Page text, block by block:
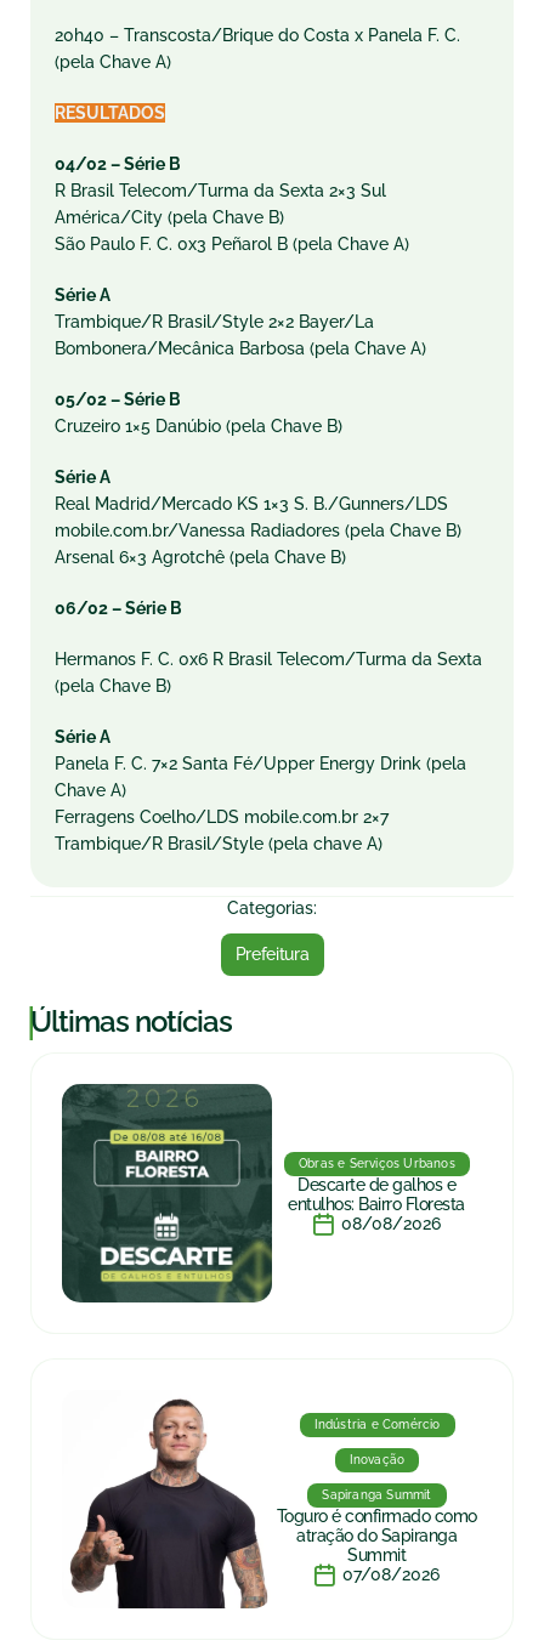
20h40 – Transcosta/Brique do Costa x Panela F. C.
(pela Chave A)
RESULTADOS
04/02 –Série B
R Brasil Telecom/Turma da Sexta 2×3 Sul
América/City (pela Chave B)
São Paulo F. C. 0x3 Peñarol B (pela Chave A)
Série A
Trambique/R Brasil/Style 2×2 Bayer/La
Bombonera/Mecânica Barbosa (pela Chave A)
05/02 –Série B
Cruzeiro 1×5 Danúbio (pela Chave B)
Série A
Real Madrid/Mercado KS 1×3 S. B./Gunners/LDS
mobile.com.br/Vanessa Radiadores (pela Chave B)
Arsenal 6×3 Agrotchê (pela Chave B)
06/02 –Série B
Hermanos F. C. 0x6 R Brasil Telecom/Turma da Sexta
(pela Chave B)
Série A
Panela F. C. 7×2 Santa Fé/Upper Energy Drink (pela
Chave A)
Ferragens Coelho/LDS mobile.com.br 2×7
Trambique/R Brasil/Style (pela chave A)
Categorias:
Prefeitura
|Últimas notícias
Obras e Serviços Urbanos
Descarte de galhos e
entulhos: Bairro Floresta
08/08/2026
Indústria e Comércio
Inovação
Sapiranga Summit
Toguro é confirmado como
atração do Sapiranga
Summit
07/08/2026